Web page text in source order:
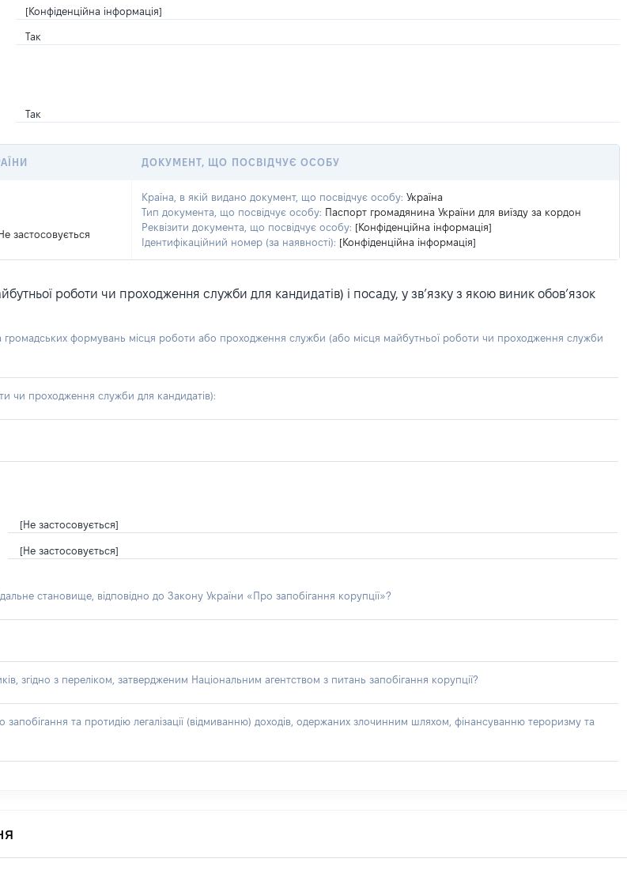
[Конфіденційна інформація]
Так
Так
ДОКУМЕНТ, ЩО ПОСВІДЧУЄ ОСОБУ
Не застосовується
Країна, в якій видано документ, що посвідчує особу: Україна
Тип документа, що посвідчує особу: Паспорт громадянина України для виїзду за кордон
Реквізити документа, що посвідчує особу: [Конфіденційна інформація]
Ідентифікаційний номер (за наявності): [Конфіденційна інформація]
роботи чи проходження служби для кандидатів) і посаду, у зв’язку з якою виник обов’язок
громадських формувань місця роботи або проходження служби (або місця майбутньої роботи чи проходження служби
чи проходження служби для кандидатів):
[Не застосовується]
[Не застосовується]
становище, відповідно до Закону України «Про запобігання корупції»?
згідно з переліком, затвердженим Національним агентством з питань запобігання корупції?
та протидію легалізації (відмиванню) доходів, одержаних злочинним шляхом, фінансуванню тероризму та